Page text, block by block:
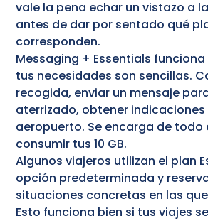
vale la pena echar un vistazo a
antes de dar por sentado qué
corresponden.
Messaging + Essentials
tus necesidades son sencillas.
recogida, enviar un mensaje
aterrizado, obtener indicaciones
aeropuerto. Se encarga de todo
consumir tus 10 GB.
Algunos viajeros utilizan el plan
opción predeterminada y
situaciones concretas en las
Esto funciona bien si tus viajes